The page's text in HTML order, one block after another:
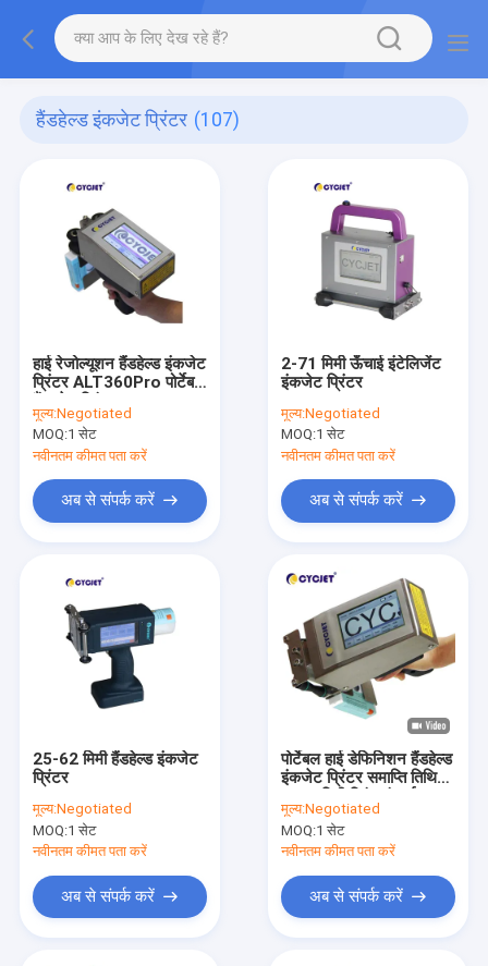
हैंडहेल्ड इंकजेट प्रिंटर (107)
हाई रेजोल्यूशन हैंडहेल्ड इंकजेट
प्रिंटर ALT360Pro पोर्टेबल
मूल्य:Negotiated
MOQ:1 सेट
नवीनतम कीमत पता करें
अब से संपर्क करें
2-71 मिमी ऊँचाई इंटेलिजेंट
इंकजेट प्रिंटर
मूल्य:Negotiated
MOQ:1 सेट
नवीनतम कीमत पता करें
अब से संपर्क करें
25-62 मिमी हैंडहेल्ड इंकजेट
प्रिंटर
मूल्य:Negotiated
MOQ:1 सेट
नवीनतम कीमत पता करें
अब से संपर्क करें
पोर्टेबल हाई डेफिनिशन हैंडहेल्ड
इंकजेट प्रिंटर समाप्ति तिथि
मूल्य:Negotiated
MOQ:1 सेट
नवीनतम कीमत पता करें
अब से संपर्क करें